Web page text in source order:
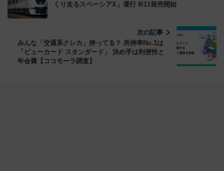
くり走るスペーシアX」運行 8/11発売開始
次の記事
みんな「交通系クレカ」持ってる？ 所持率No.1は
「ビューカード スタンダード」 決め手は利便性と
年会費【ココモーラ調査】